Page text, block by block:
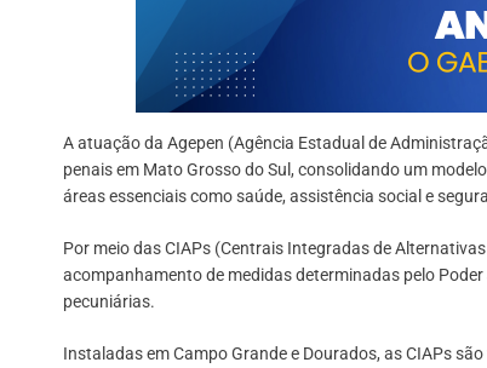
A atuação da Agepen (Agência Estadual de
penais em Mato Grosso do Sul, consolidando um
áreas essenciais como saúde, assistência social e
Por meio das CIAPs (Centrais Integradas de
acompanhamento de medidas determinadas pelo
pecuniárias.
Instaladas em Campo Grande e Dourados, as CIAPs